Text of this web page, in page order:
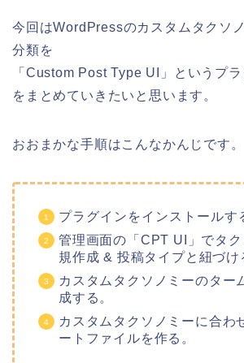
今回はWordPressのカスタムタクソ
分類を
「Custom Post Type UI」というプ
をまとめていきたいと思います。
おおまかな手順はこんなかんじです。
プラグインをインストールす
管理画面の「CPT UI」でタ
規作成 & 投稿タイプと紐づけ
カスタムタクソノミーのター
成する。
カスタムタクソノミーに合わ
ートファイルを作る。